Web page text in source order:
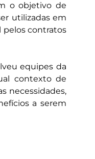
o objetivo de
utilizadas em
pelos contratos
equipes da
contexto de
necessidades,
a serem